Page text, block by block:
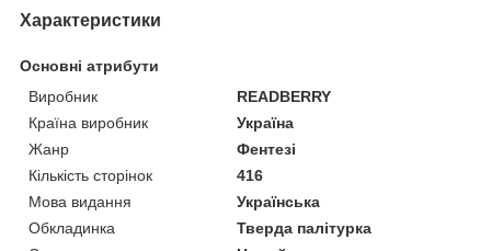
Характеристики
Основні атрибути
Виробник
READBERRY
Країна виробник
Україна
Жанр
Фентезі
Кількість сторінок
416
Мова видання
Українська
Обкладинка
Тверда палітурка